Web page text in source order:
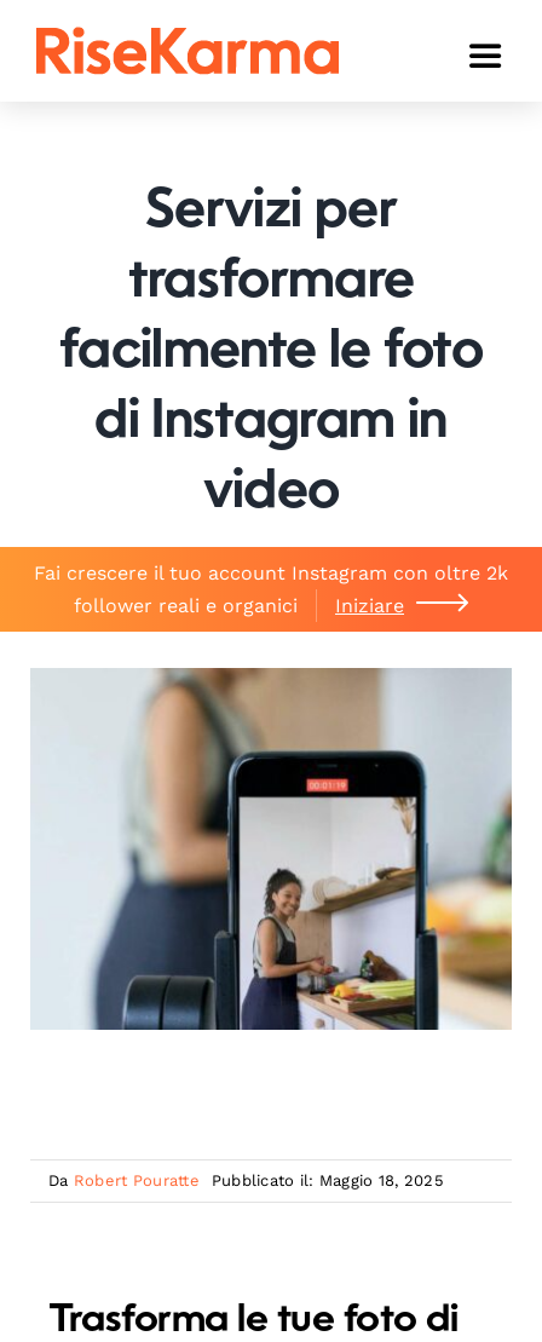
Toggle
YouTube
Twitter (𝕏)
Altri
Servizi per
trasformare
facilmente le foto
di Instagram in
video
Fai crescere il tuo account Instagram con oltre 2k
follower reali e organici
Iniziare
Da Robert Pouratte Pubblicato il: Maggio 18, 2025
Trasforma le tue foto di